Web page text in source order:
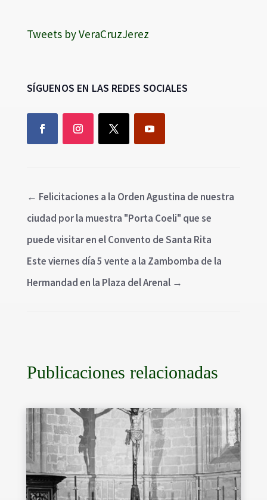
Tweets by VeraCruzJerez
SÍGUENOS EN LAS REDES SOCIALES
← Felicitaciones a la Orden Agustina de nuestra
ciudad por la muestra "Porta Coeli" que se
puede visitar en el Convento de Santa Rita
Este viernes día 5 vente a la Zambomba de la
Hermandad en la Plaza del Arenal→
Publicaciones relacionadas